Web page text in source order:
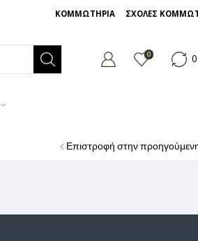
ΚΟΜΜΩΤΗΡΙΑ ΣΧΟΛΕΣ
0 0
Επιστροφή στην